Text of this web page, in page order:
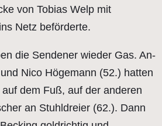
von Tobias Welp mit
Netz beförderte.
die Sendener wieder Gas. An­
Nico Högemann (52.) hatten
dem Fuß, auf der anderen
an Stuhldreier (62.). Dann